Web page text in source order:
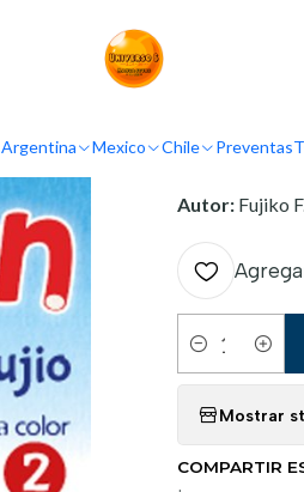
Argentina Mexico Chile Preventas
Nombre
Autor: Fujiko
Cantidad
Mostrar
COMPARTIR